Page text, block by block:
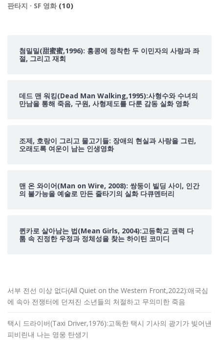
판타지 · SF 영화(10)
첨밀밀(甜蜜蜜,1996): 홍콩에 정착한 두 이민자의 사랑과 좌
절, 그리고 재회
데드 맨 워킹(Dead Man Walking,1995):사형수와 수녀의
만남을 통해 죽음, 구원, 사형제도를 다룬 감동 실화 영화
조제, 호랑이 그리고 물고기들: 장애의 현실과 사랑을 그린,
오래도록 여운이 남는 인생영화
맨 온 와이어(Man on Wire, 2008): 쌍둥이 빌딩 사이, 인간
의 불가능을 예술로 만든 줄타기의 실화 다큐멘터리
퀸카로 살아남는 법(Mean Girls, 2004):고등학교 권력 다
툼 속 진정한 우정과 정체성을 찾는 하이틴 코미디
서부 전선 이상 없다(All Quiet on the Western Front,2022):애국심
에 속아 전쟁터에 던져진 소년들의 처절하고 무의미한 죽음
택시 드라이버(Taxi Driver,1976):고독한 택시 기사의 광기가 빚어낸
피비린내 나는 영웅 탄생기